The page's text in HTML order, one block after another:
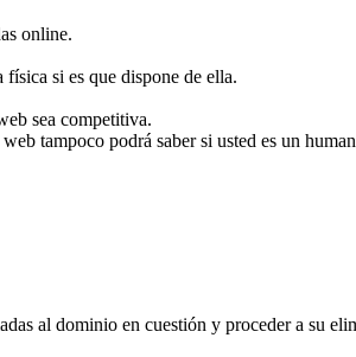
online.
si es que dispone de ella.
sea competitiva.
tampoco podrá saber si usted es un
al dominio en cuestión y proceder a su